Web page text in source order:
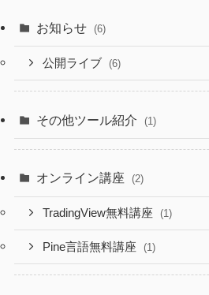
お知らせ (6)
公開ライブ (6)
その他ツール紹介 (1)
オンライン講座 (2)
TradingView無料講座 (1)
Pine言語無料講座 (1)